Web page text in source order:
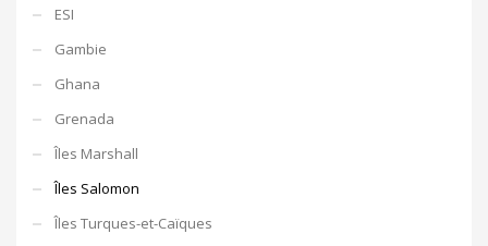
ESI
Gambie
Ghana
Grenada
Îles Marshall
Îles Salomon
Îles Turques-et-Caïques